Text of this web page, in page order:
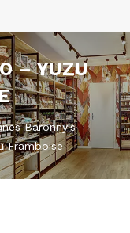
– YUZU
Baronny's
Framboise